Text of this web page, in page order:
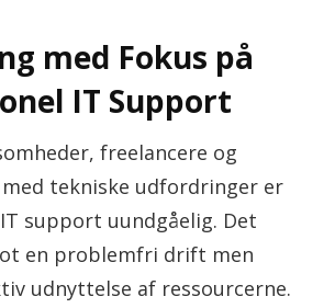
med Fokus på
IT Support
freelancere og
tekniske udfordringer er
support uundgåelig. Det
en problemfri drift men
udnyttelse af ressourcerne.